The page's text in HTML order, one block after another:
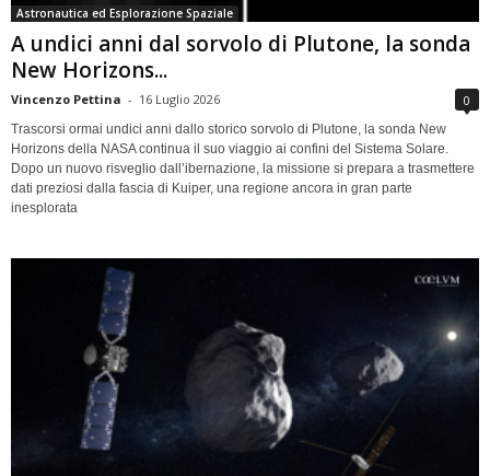
Astronautica ed Esplorazione Spaziale
A undici anni dal sorvolo di Plutone, la sonda
New Horizons...
Vincenzo Pettina - 16 Luglio 2026 0
Trascorsi ormai undici anni dallo storico sorvolo di Plutone, la sonda New
Horizons della NASA continua il suo viaggio ai confini del Sistema Solare.
Dopo un nuovo risveglio dall’ibernazione, la missione si prepara a trasmettere
dati preziosi dalla fascia di Kuiper, una regione ancora in gran parte
inesplorata